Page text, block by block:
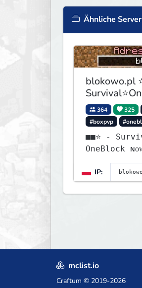
Ähnliche Server
blokowo.pl
364 325
#boxpvp
■■⭐ - Survival, BoxPvP,
OneBlock ɴᴏᴡᴀ ᴇᴅʏᴄᴊᴀ ꜱᴇʀᴡᴇʀᴀ
IP:
mclist.io
Craftum © 2019-2026